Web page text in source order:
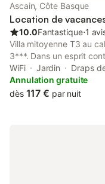
Ascain, Côte Basque
Location de
10.0Fantastique⋅1
Villa mitoyenne T3 au
3***. Dans un esprit
comprend 2 chambres à
une salle de bain,
cuisine équipée ouverte
WiFi Jardin
Draps
Annulation gratuite
dès 117 € par nuit